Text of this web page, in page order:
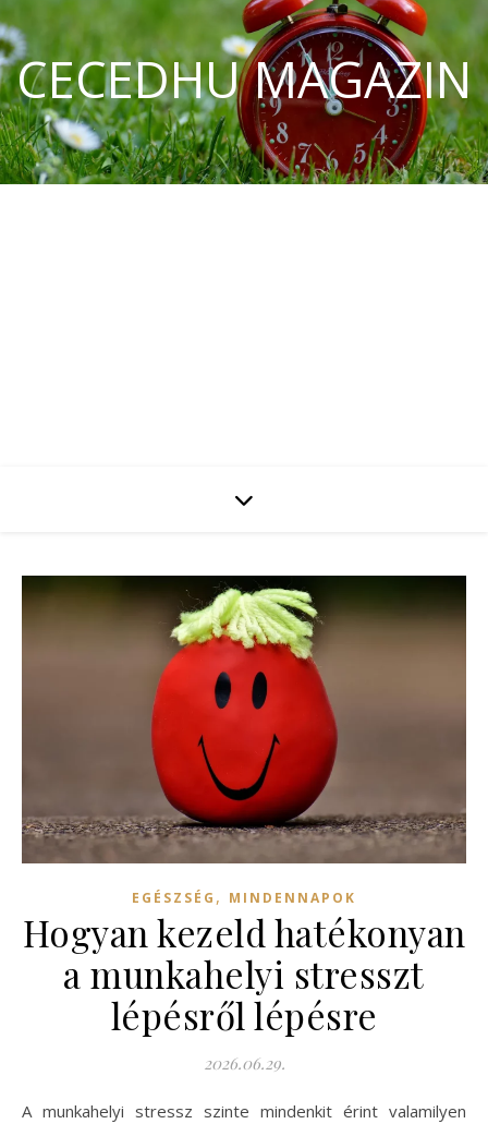
CECEDHU MAGAZIN
EGÉSZSÉG , MINDENNAPOK
Hogyan kezeld hatékonyan
a munkahelyi stresszt
lépésről lépésre
2026.06.29.
A munkahelyi stressz szinte mindenkit érint valamilyen